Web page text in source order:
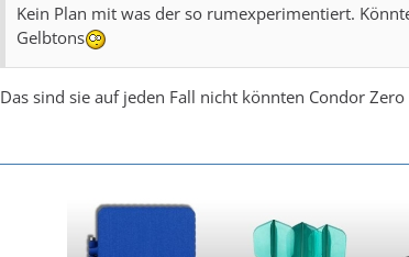
Kein Plan mit was der so rumexperimentiert.
Gelbtons
Das sind sie auf jeden Fall nicht könnten Condor